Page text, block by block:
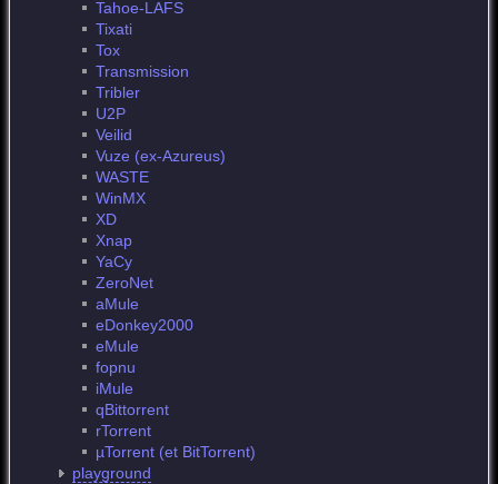
Tahoe-LAFS
Tixati
Tox
Transmission
Tribler
U2P
Veilid
Vuze (ex-Azureus)
WASTE
WinMX
XD
Xnap
YaCy
ZeroNet
aMule
eDonkey2000
eMule
fopnu
iMule
qBittorrent
rTorrent
µTorrent (et BitTorrent)
playground